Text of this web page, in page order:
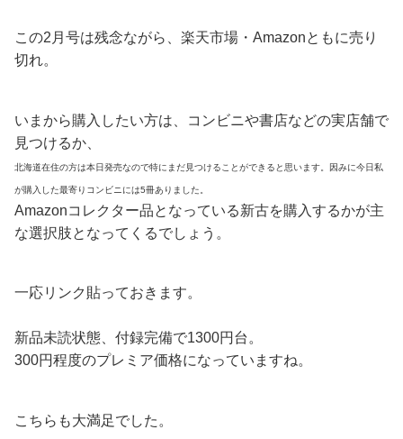
この2月号は残念ながら、楽天市場・Amazonともに売り
切れ。
いまから購入したい方は、コンビニや書店などの実店舗で
見つけるか、
北海道在住の方は本日発売なので特にまだ見つけることができると思います。因みに今日私
が購入した最寄りコンビニには5冊ありました。
Amazonコレクター品となっている新古を購入するかが主
な選択肢となってくるでしょう。
一応リンク貼っておきます。
新品未読状態、付録完備で1300円台。
300円程度のプレミア価格になっていますね。
こちらも大満足でした。